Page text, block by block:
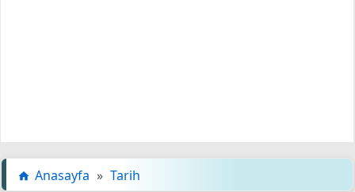
Anasayfa » Tarih